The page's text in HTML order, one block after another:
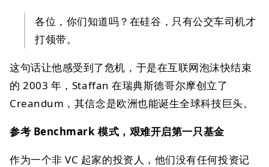
各位，你们知道吗？在硅谷，只有公交车司机才
打领带。
这句话让他感受到了危机，于是在互联网泡沫快结束
的 2003 年，Staffan 在瑞典斯德哥尔摩创立了
Creandum，其信念是欧洲也能诞生全球科技巨头。
参考 Benchmark 模式，艰难开启第一只基金
作为一个非 VC 起家的投资人，他们没有任何投资记